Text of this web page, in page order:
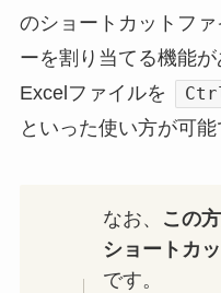
のショートカットフ
ーを割り当てる機能
Excelファイルを
といった使い方が可能
なお、 この
ショートカ
です。